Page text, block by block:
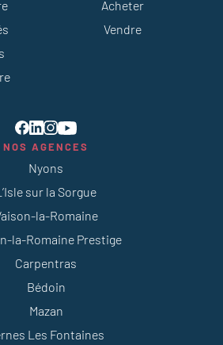
Acheter
Vendre
NOS AGENCES
Nyons
sur la Sorgue
la-Romaine
la-Romaine Prestige
Carpentras
Bédoin
Mazan
Les Fontaines